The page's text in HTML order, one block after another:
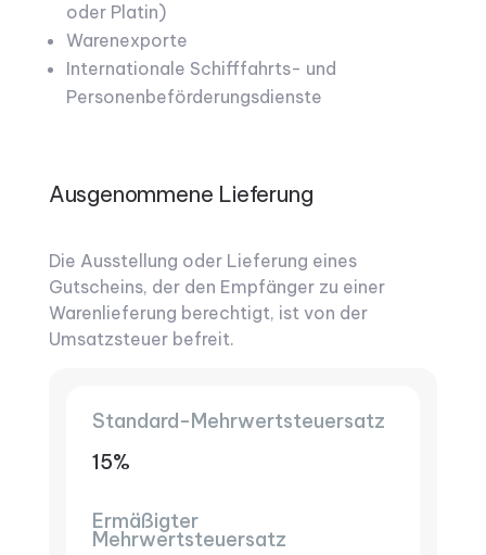
oder Platin)
Warenexporte
Internationale Schifffahrts- und
Personenbeförderungsdienste
Ausgenommene Lieferung
Die Ausstellung oder Lieferung eines
Gutscheins, der den Empfänger zu einer
Warenlieferung berechtigt, ist von der
Umsatzsteuer befreit.
Standard-Mehrwertsteuersatz
15%
Ermäßigter
Mehrwertsteuersatz